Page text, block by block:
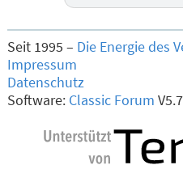
Seit 1995 – Die Energie des
Impressum
Datenschutz
Software: Classic Forum